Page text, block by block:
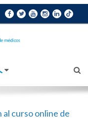
curso online de